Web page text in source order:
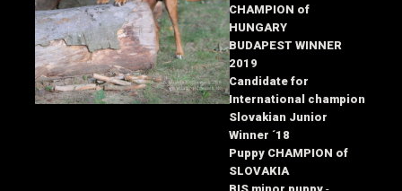
CHAMPION of
HUNGARY
BUDAPEST WINNER
2019
Candidate for
International champion
Slovakian Junior
Winner ´18
Puppy CHAMPION of
SLOVAKIA